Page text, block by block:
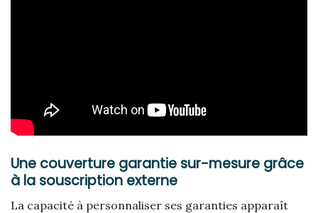
Une couverture garantie sur-mesure grâce
à la souscription externe
La capacité à personnaliser ses garanties apparaît